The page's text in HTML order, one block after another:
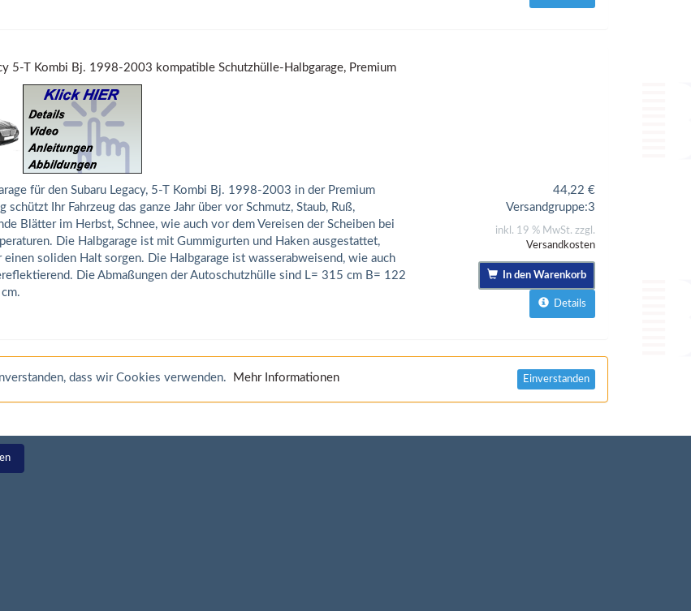
5-T Kombi Bj. 1998-2003 kompatible Schutzhülle-Halbgarage, Premium
für den Subaru Legacy, 5-T Kombi Bj. 1998-2003 in der Premium
schützt Ihr Fahrzeug das ganze Jahr über vor Schmutz, Staub, Ruß,
Blätter im Herbst, Schnee, wie auch vor dem Vereisen der Scheiben bei
Die Halbgarage ist mit Gummigurten und Haken ausgestattet,
einen soliden Halt sorgen. Die Halbgarage ist wasserabweisend, wie auch
Die Abmaßungen der Autoschutzhülle sind L= 315 cm B= 122
44,22 €
Versandgruppe:3
inkl. 19 % MwSt. zzgl.
Versandkosten
In den Warenkorb
Details
dass wir Cookies verwenden. Mehr Informationen Einverstanden